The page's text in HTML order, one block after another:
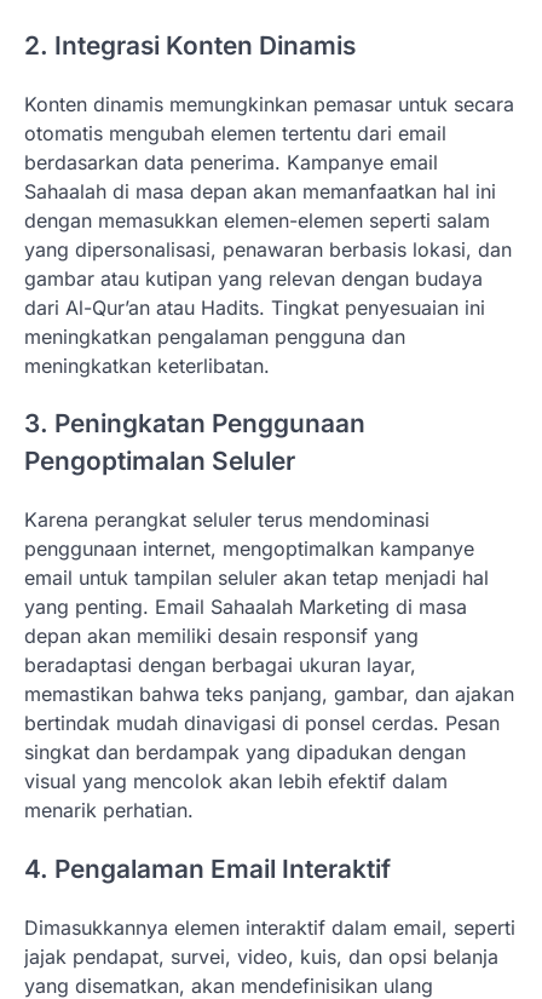
2. Integrasi Konten Dinamis
Konten dinamis memungkinkan pemasar untuk secara
otomatis mengubah elemen tertentu dari email
berdasarkan data penerima. Kampanye email
Sahaalah di masa depan akan memanfaatkan hal ini
dengan memasukkan elemen-elemen seperti salam
yang dipersonalisasi, penawaran berbasis lokasi, dan
gambar atau kutipan yang relevan dengan budaya
dari Al-Qur’an atau Hadits. Tingkat penyesuaian ini
meningkatkan pengalaman pengguna dan
meningkatkan keterlibatan.
3. Peningkatan Penggunaan
Pengoptimalan Seluler
Karena perangkat seluler terus mendominasi
penggunaan internet, mengoptimalkan kampanye
email untuk tampilan seluler akan tetap menjadi hal
yang penting. Email Sahaalah Marketing di masa
depan akan memiliki desain responsif yang
beradaptasi dengan berbagai ukuran layar,
memastikan bahwa teks panjang, gambar, dan ajakan
bertindak mudah dinavigasi di ponsel cerdas. Pesan
singkat dan berdampak yang dipadukan dengan
visual yang mencolok akan lebih efektif dalam
menarik perhatian.
4. Pengalaman Email Interaktif
Dimasukkannya elemen interaktif dalam email, seperti
jajak pendapat, survei, video, kuis, dan opsi belanja
yang disematkan, akan mendefinisikan ulang